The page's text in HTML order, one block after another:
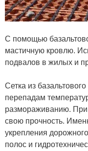
С помощью
мастичную кровлю.
подвалов в жилых и
Сетка из
перепадам
размораживанию. При
свою прочность.
укрепления
полос и